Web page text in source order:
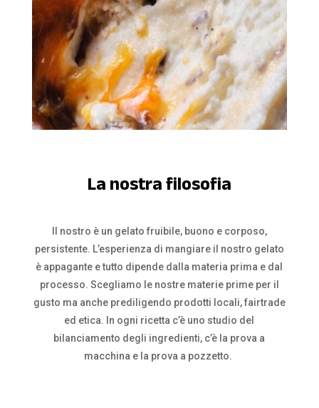
La nostra filosofia
Il nostro è un gelato fruibile, buono e corposo,
persistente. L’esperienza di mangiare il nostro gelato
è appagante e tutto dipende dalla materia prima e dal
processo. Scegliamo le nostre materie prime per il
gusto ma anche prediligendo prodotti locali, fairtrade
ed etica. In ogni ricetta c’è uno studio del
bilanciamento degli ingredienti, c’è la prova a
macchina e la prova a pozzetto.